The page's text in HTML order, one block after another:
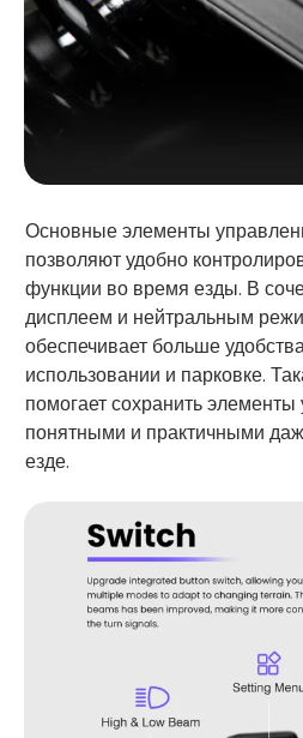
Основные элементы
позволяют удобно
функции во время езды. В
дисплеем и нейтральным
обеспечивает больше
использовании и парковке.
помогает сохранить
понятными и практичными
езде.